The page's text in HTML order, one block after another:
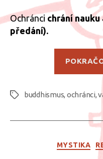
Ochránci chrání
předání).
Štítkybuddhismus, ochránci,
MYSTIKA